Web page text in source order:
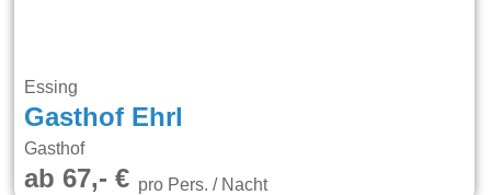
Essing
Gasthof Ehrl
Gasthof
ab 67,- €pro Pers. / Nacht